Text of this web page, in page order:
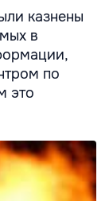
казнены
в
по
это